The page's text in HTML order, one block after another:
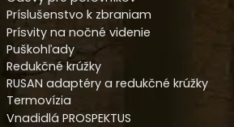
Príslušenstvo k zbraniam
Prísvity na nočné videnie
Puškohľady
Redukčné krúžky
RUSAN adaptéry a redukčné krúžky
Termovízia
Vnadidlá PROSPEKTUS